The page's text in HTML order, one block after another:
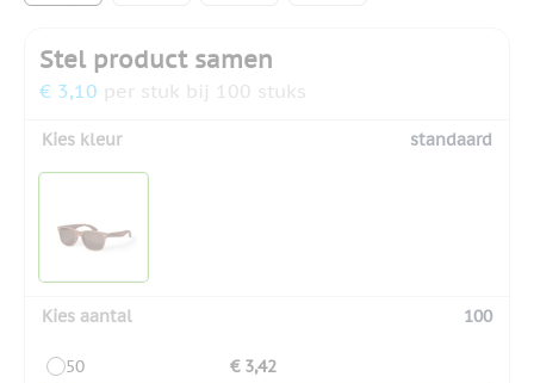
Stel product samen
€ 3,10 per stuk bij 100 stuks
Kies kleur standaard
Kies aantal 100
50
€ 3,42